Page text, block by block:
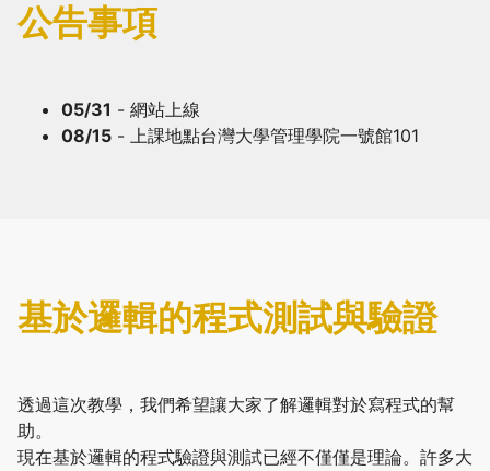
公告事項
05/31 - 網站上線
08/15 - 上課地點台灣大學管理學院一號館101
基於邏輯的程式測試與驗證
透過這次教學，我們希望讓大家了解邏輯對於寫程式的幫
助。
現在基於邏輯的程式驗證與測試已經不僅僅是理論。許多大